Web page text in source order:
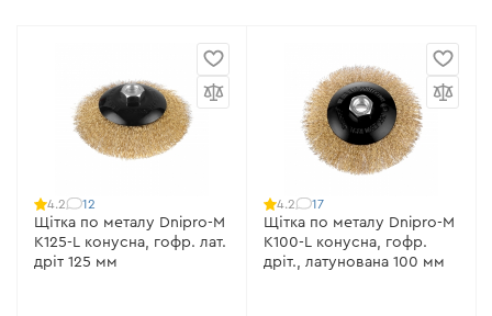
4.2 12
Щітка по металу Dnipro-M
К125-L конусна, гофр. лат.
дріт 125 мм
4.2 17
Щітка по металу Dnipro-M
К100-L конусна, гофр.
дріт., латунована 100 мм